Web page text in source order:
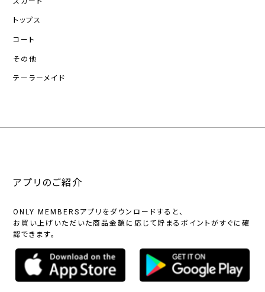
トップス
コート
その他
テーラーメイド
アプリのご紹介
ONLY MEMBERSアプリをダウンロードすると、
お買い上げいただいた商品金額に応じて貯まるポイントがすぐに確
認できます。